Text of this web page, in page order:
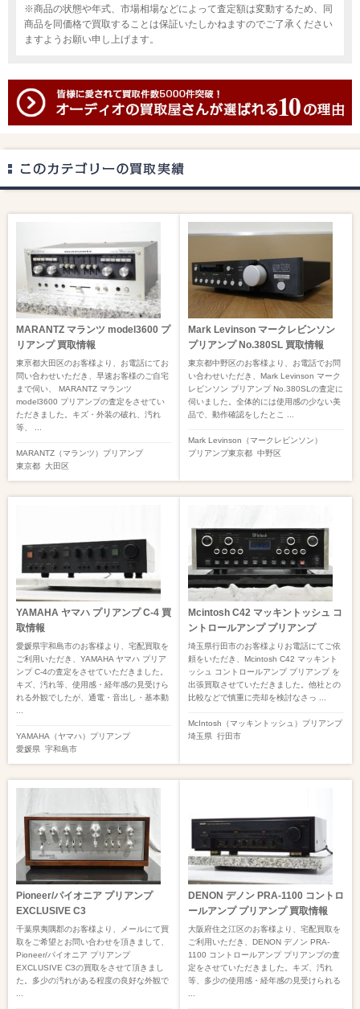
※商品の状態や年式、市場相場などによって査定額は変動するため、同
商品を同価格で買取することは保証いたしかねますのでご了承ください
ますようお願い申し上げます。
MARANTZ マランツ model3600 プ
リアンプ 買取情報
東亰都大田区のお客様より、お電話にてお
問い合わせいただき、早速お客様のご自宅
まで伺い、 MARANTZ マランツ
model3600 プリアンプの査定をさせてい
ただきました。キズ・外装の破れ、汚れ
等、 ...
MARANTZ（マランツ） プリアンプ
東京都
大田区
Mark Levinson マークレビンソン
プリアンプ No.380SL 買取情報
東京都中野区のお客様より、お電話でお問
い合わせいただき、Mark Levinson マーク
レビンソン プリアンプ No.380SLの査定に
伺いました。全体的には使用感の少ない美
品で、動作確認をしたとこ ...
Mark Levinson（マークレビンソン）
プリアンプ東京都 中野区
YAMAHA ヤマハ プリアンプ C-4 買
取情報
愛媛県宇和島市のお客様より、宅配買取を
ご利用いただき、YAMAHA ヤマハ プリア
ンプ C-4の査定をさせていただきました。
キズ、汚れ等、使用感・経年感の見受けら
れる外観でしたが、通電・音出し・基本動
YAMAHA（ヤマハ） プリアンプ
愛媛県 宇和島市
Mcintosh C42 マッキントッシュ コ
ントロールアンプ プリアンプ
埼玉県行田市のお客様よりお電話にてご依
頼をいただき、Mcintosh C42 マッキント
ッシュ コントロールアンプ プリアンプ を
出張買取させていただきました。他社との
比較などで慎重に売却を検討なさっ ...
McIntosh（マッキントッシュ） プリアンプ
埼玉県 行田市
Pioneer/パイオニア プリアンプ
EXCLUSIVE C3
千葉県夷隅郡のお客様より、メールにて買
取をご希望とお問い合わせを頂きまして、
Pioneer/パイオニア プリアンプ
EXCLUSIVE C3の買取をさせて頂きまし
た。多少の汚れがある程度の良好な外観で
DENON デノン PRA-1100 コントロ
ールアンプ プリアンプ 買取情報
大阪府住之江区のお客様より、宅配買取を
ご利用いただき、DENON デノン PRA-
1100 コントロールアンプ プリアンプの査
定をさせていただきました。キズ、汚れ
等、多少の使用感・経年感の見受けられる